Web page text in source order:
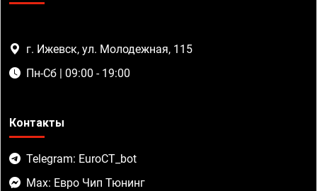
г. Ижевск, ул. Молодежная, 115
Пн-Сб | 09:00 - 19:00
Контакты
Telegram: EuroCT_bot
Max: Евро Чип Тюнинг